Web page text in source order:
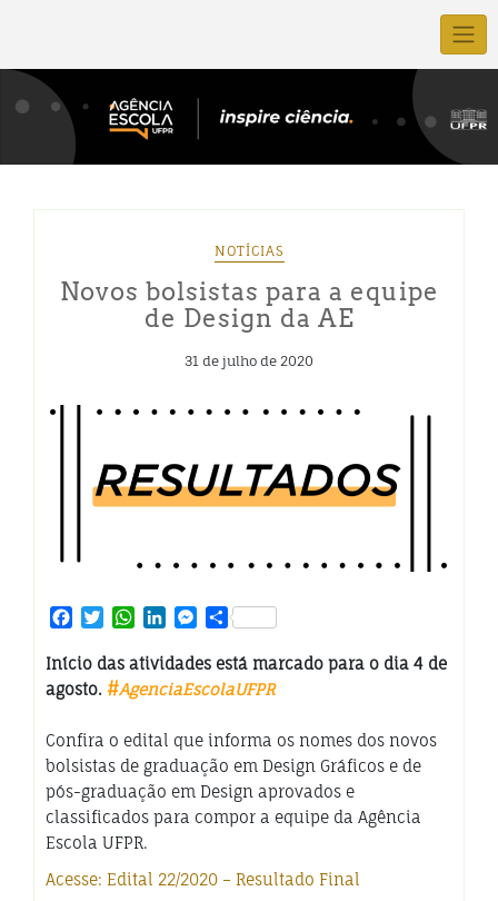
NOTÍCIAS
Novos bolsistas para a equipe
de Design da AE
31 de julho de 2020
Facebook
TwitterWhatsApp
LinkedInMessenger
Share
Início das atividades está marcado para o dia 4 de
agosto. #AgenciaEscolaUFPR
Confira o edital que informa os nomes dos novos
bolsistas de graduação em Design Gráficos e de
pós-graduação em Design aprovados e
classificados para compor a equipe da Agência
Escola UFPR.
Acesse: Edital 22/2020 – Resultado Final